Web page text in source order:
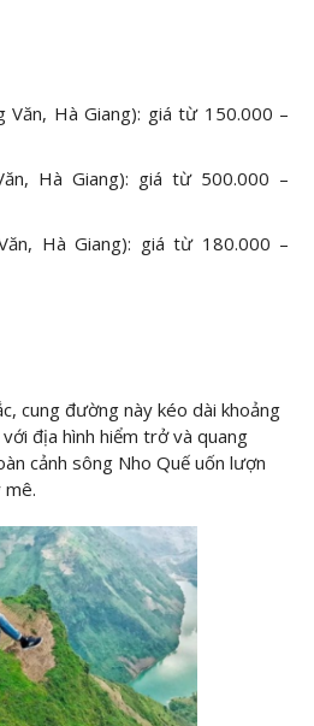
Hà Giang): giá từ 150.000 –
Hà Giang): giá từ 500.000 –
Hà Giang): giá từ 180.000 –
cung đường này kéo dài khoảng
địa hình hiểm trở và quang
cảnh sông Nho Quế uốn lượn